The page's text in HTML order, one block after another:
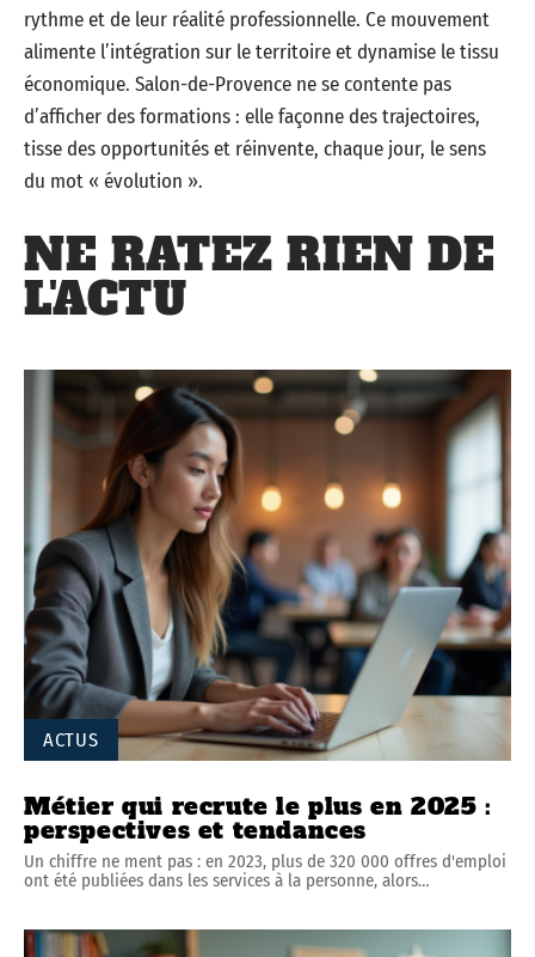
rythme et de leur réalité professionnelle. Ce mouvement
alimente l’intégration sur le territoire et dynamise le tissu
économique. Salon-de-Provence ne se contente pas
d’afficher des formations : elle façonne des trajectoires,
tisse des opportunités et réinvente, chaque jour, le sens
du mot « évolution ».
NE RATEZ RIEN DE
L'ACTU
ACTUS
Métier qui recrute le plus en 2025 :
perspectives et tendances
Un chiffre ne ment pas : en 2023, plus de 320 000 offres d'emploi
ont été publiées dans les services à la personne, alors…